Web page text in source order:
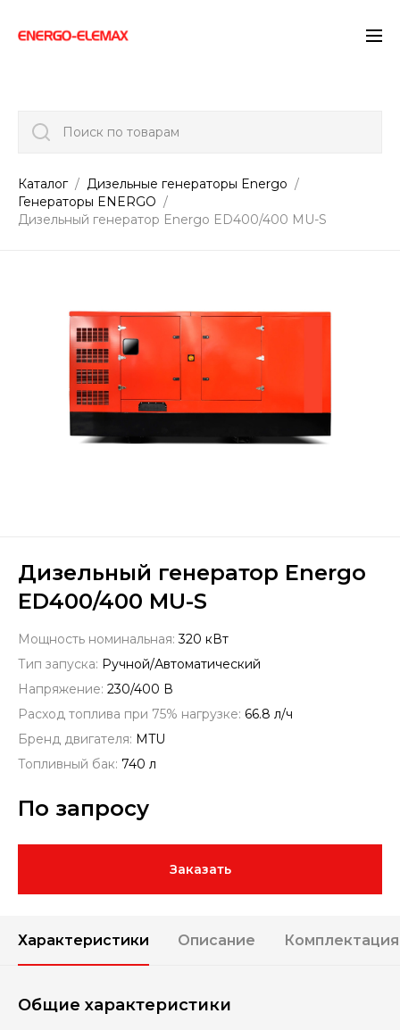
Поиск по товарам
Каталог
Дизельные генераторы Energo
Генераторы ENERGO
Дизельный генератор Energo ED400/400 MU-S
Дизельный генератор Energo
ED400/400 MU-S
Мощность номинальная:320 кВт
Тип запуска: Ручной/Автоматический
Напряжение: 230/400 В
Расход топлива при 75% нагрузке: 66.8 л/ч
Бренд двигателя: MTU
Топливный бак: 740 л
По запросу
Заказать
Характеристики Описание Комплектация
Общие характеристики